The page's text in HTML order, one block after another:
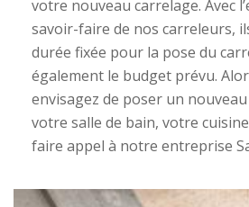
votre nouveau carrelage. Avec
savoir-faire de nos carreleurs,
durée fixée pour la pose du
également le budget prévu.
envisagez de poser un
votre salle de bain, votre
faire appel à notre entreprise